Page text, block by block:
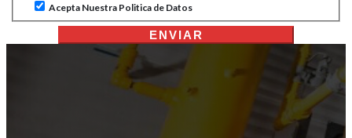
Acepta Nuestra Politica de Datos
ENVIAR